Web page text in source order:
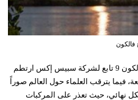
فالكون
يُعتقد أن جزءاً ضخماً تائهاً من صاروخ فالكون 9 تابع لشركة سبيس إكس ارتطم
فيما يترقب العلماء حول العالم صوراً
نهائي، حيث تعذر على المركبات